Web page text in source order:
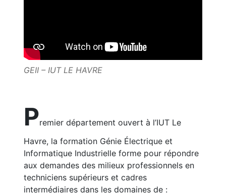
GEII – IUT LE HAVRE
Premier département ouvert à l’IUT Le
Havre, la formation Génie Électrique et
Informatique Industrielle forme pour répondre
aux demandes des milieux professionnels en
techniciens supérieurs et cadres
intermédiaires dans les domaines de :